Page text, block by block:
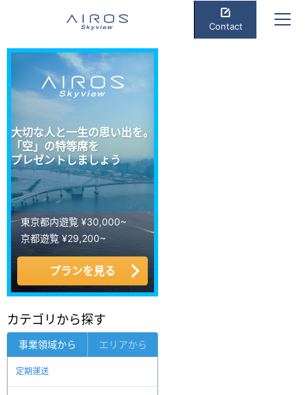
Contact
大切な人と一生の思い出を。
「空」の特等席を
プレゼントしましょう
東京都内遊覧 ¥30,000~
京都遊覧 ¥29,200~
プランを見る
カテゴリから探す
事業領域から エリアから
定期運送